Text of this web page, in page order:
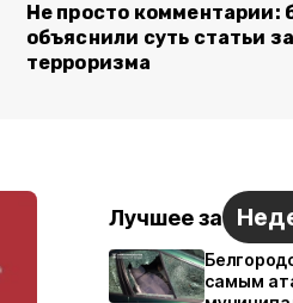
Не просто комментарии:
объяснили суть статьи
терроризма
Лучшее за
самым